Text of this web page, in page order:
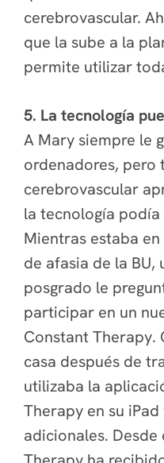
cerebrovascular.
que la sube a la
permite utilizar
5. La tecnología
A Mary siempre le
ordenadores, pero
cerebrovascular
la tecnología
Mientras estaba
de afasia de la BU,
posgrado le
participar en un
Constant Therapy.
casa después de
utilizaba la
Therapy en su
adicionales.